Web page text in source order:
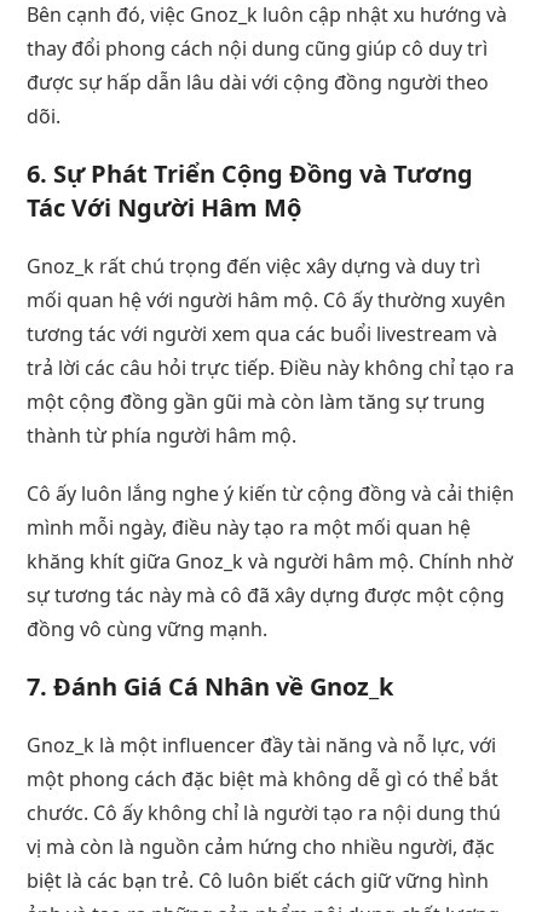
Bên cạnh đó, việc Gnoz_k luôn cập nhật xu hướng và
thay đổi phong cách nội dung cũng giúp cô duy trì
được sự hấp dẫn lâu dài với cộng đồng người theo
dõi.
6. Sự Phát Triển Cộng Đồng và Tương
Tác Với Người Hâm Mộ
Gnoz_k rất chú trọng đến việc xây dựng và duy trì
mối quan hệ với người hâm mộ. Cô ấy thường xuyên
tương tác với người xem qua các buổi livestream và
trả lời các câu hỏi trực tiếp. Điều này không chỉ tạo ra
một cộng đồng gần gũi mà còn làm tăng sự trung
thành từ phía người hâm mộ.
Cô ấy luôn lắng nghe ý kiến từ cộng đồng và cải thiện
mình mỗi ngày, điều này tạo ra một mối quan hệ
khăng khít giữa Gnoz_k và người hâm mộ. Chính nhờ
sự tương tác này mà cô đã xây dựng được một cộng
đồng vô cùng vững mạnh.
7. Đánh Giá Cá Nhân về Gnoz_k
Gnoz_k là một influencer đầy tài năng và nỗ lực, với
một phong cách đặc biệt mà không dễ gì có thể bắt
chước. Cô ấy không chỉ là người tạo ra nội dung thú
vị mà còn là nguồn cảm hứng cho nhiều người, đặc
biệt là các bạn trẻ. Cô luôn biết cách giữ vững hình